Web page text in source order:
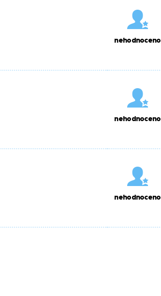
nehodnoceno
nehodnoceno
nehodnoceno